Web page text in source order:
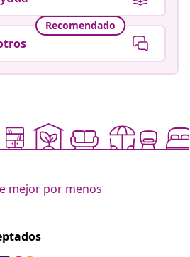
Recomendado
mejor por menos